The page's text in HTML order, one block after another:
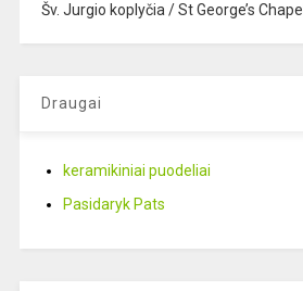
Šv. Jurgio koplyčia / St George’s Chapel
Draugai
keramikiniai puodeliai
Pasidaryk Pats